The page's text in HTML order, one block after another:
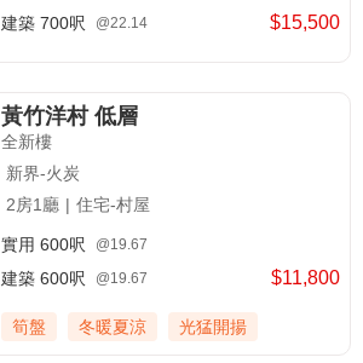
$15,500
建築 700呎 @22.14
黃竹洋村 低層
全新樓
新界-火炭
2房1廳 | 住宅-村屋
$11,800
實用 600呎 @19.67
建築 600呎 @19.67
筍盤 冬暖夏涼 光猛開揚